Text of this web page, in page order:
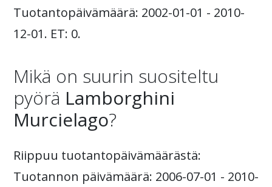
Tuotantopäivämäärä: 2002-01-01 - 2010-
12-01. ET: 0.
Mikä on suurin suositeltu
pyörä Lamborghini
Murcielago?
Riippuu tuotantopäivämäärästä:
Tuotannon päivämäärä: 2006-07-01 - 2010-